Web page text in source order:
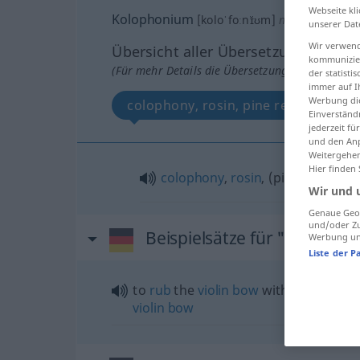
Kolophonium [koloˈfoːnɪ̆ʊm] n
Übersicht aller Übersetzungen
(Für mehr Details die Übersetzung anklicken/
colophony, rosin, pine resin
colophony, rosin, (pine) resin
Beispielsätze für
to rubtheviolin bow with
violin bow
Webseite
unserer
Wir
der
immer auf
Werbung
jederzeit
und den
Hier finden
Wir und
Genaue
und/oder
Werbung
Liste der